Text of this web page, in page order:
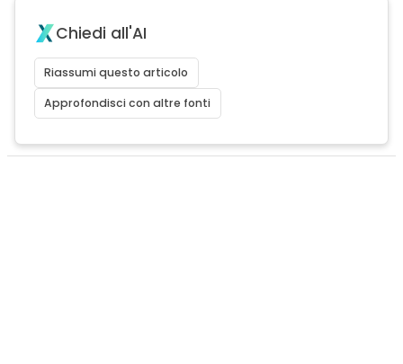
Chiedi all'AI
Riassumi questo articolo
Approfondisci con altre fonti